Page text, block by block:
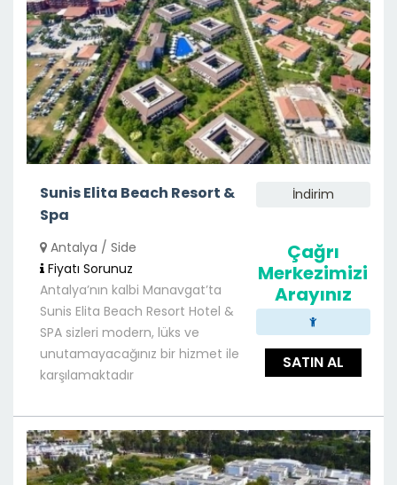
Sunis Elita Beach Resort &
Spa
Antalya / Side
Fiyatı Sorunuz
Antalya’nın kalbi Manavgat’ta
Sunis Elita Beach Resort Hotel &
SPA sizleri modern, lüks ve
unutamayacağınız bir hizmet ile
karşılamaktadır
İndirim
Çağrı
Merkezimizi
Arayınız
SATIN AL